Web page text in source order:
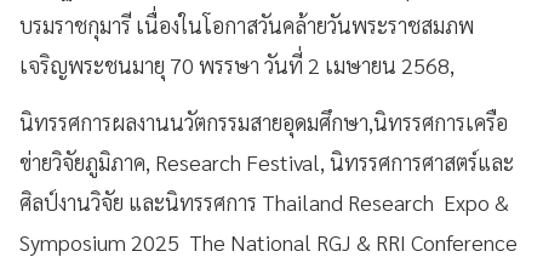
บรมราชกุมารี เนื่องในโอกาสวันคล้ายวันพระราชสมภพ
เจริญพระชนมายุ 70 พรรษา วันที่ 2 เมษายน 2568,
นิทรรศการผลงานนวัตกรรมสายอุดมศึกษา,นิทรรศการเครือ
ข่ายวิจัยภูมิภาค, Research Festival, นิทรรศการศาสตร์และ
ศิลป์งานวิจัย และนิทรรศการ Thailand Research Expo &
Symposium 2025 The National RGJ & RRI Conference